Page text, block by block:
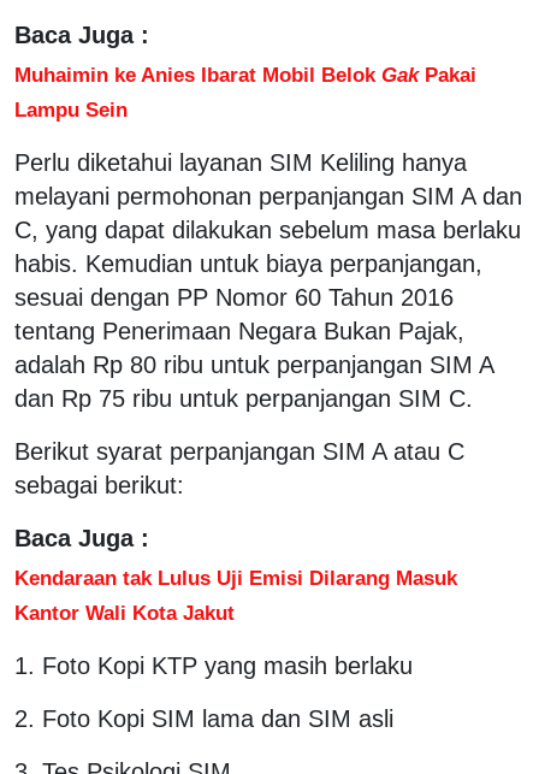
Baca Juga :
Muhaimin ke Anies Ibarat Mobil Belok GakPakai
Lampu Sein
Perlu diketahui layanan SIM Keliling hanya
melayani permohonan perpanjangan SIM A dan
C, yang dapat dilakukan sebelum masa berlaku
habis. Kemudian untuk biaya perpanjangan,
sesuai dengan PP Nomor 60 Tahun 2016
tentang Penerimaan Negara Bukan Pajak,
adalah Rp 80 ribu untuk perpanjangan SIM A
dan Rp 75 ribu untuk perpanjangan SIM C.
Berikut syarat perpanjangan SIM A atau C
sebagai berikut:
Baca Juga :
Kendaraan tak Lulus Uji Emisi Dilarang Masuk
Kantor Wali Kota Jakut
1. Foto Kopi KTP yang masih berlaku
2. Foto Kopi SIM lama dan SIM asli